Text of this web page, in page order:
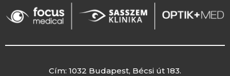
Cím: 1032 Budapest, Bécsi út 183.